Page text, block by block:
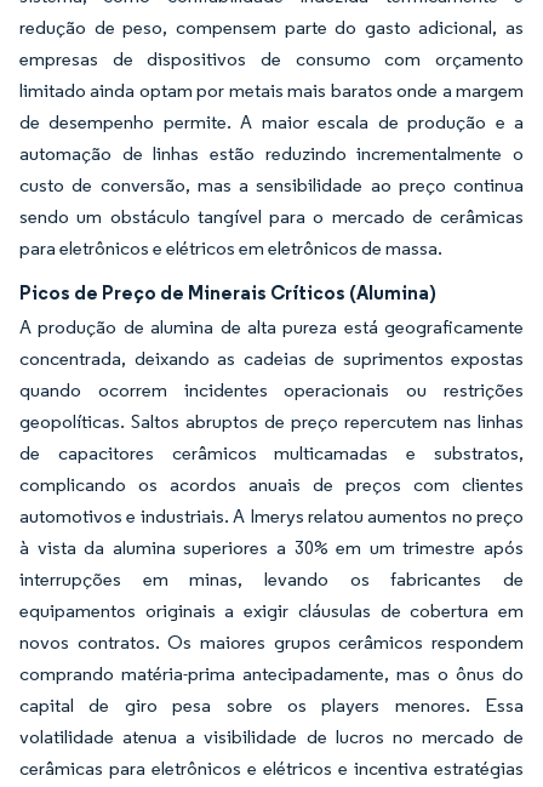
redução de peso, compensem parte do gasto adicional, as
empresas de dispositivos de consumo com orçamento
limitado ainda optam por metais mais baratos onde a margem
de desempenho permite. A maior escala de produção e a
automação de linhas estão reduzindo incrementalmente o
custo de conversão, mas a sensibilidade ao preço continua
sendo um obstáculo tangível para o mercado de cerâmicas
para eletrônicos e elétricos em eletrônicos de massa.
Picos de Preço de Minerais Críticos (Alumina)
A produção de alumina de alta pureza está geograficamente
concentrada, deixando as cadeias de suprimentos expostas
quando ocorrem incidentes operacionais ou restrições
geopolíticas. Saltos abruptos de preço repercutem nas linhas
de capacitores cerâmicos multicamadas e substratos,
complicando os acordos anuais de preços com clientes
automotivos e industriais. A Imerys relatou aumentos no preço
à vista da alumina superiores a 30% em um trimestre após
interrupções em minas, levando os fabricantes de
equipamentos originais a exigir cláusulas de cobertura em
novos contratos. Os maiores grupos cerâmicos respondem
comprando matéria-prima antecipadamente, mas o ônus do
capital de giro pesa sobre os players menores. Essa
volatilidade atenua a visibilidade de lucros no mercado de
cerâmicas para eletrônicos e elétricos e incentiva estratégias